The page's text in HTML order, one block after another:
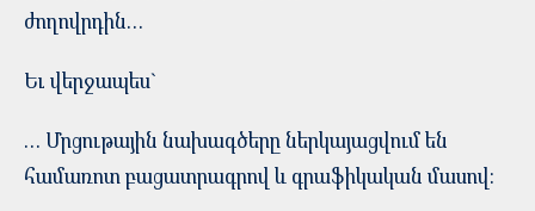
ժողովրդին…
Եւ վերջապես`
… Մրցութային նախագծերը ներկայացվում են
համառոտ բացատրագրով և գրաֆիկական մասով: